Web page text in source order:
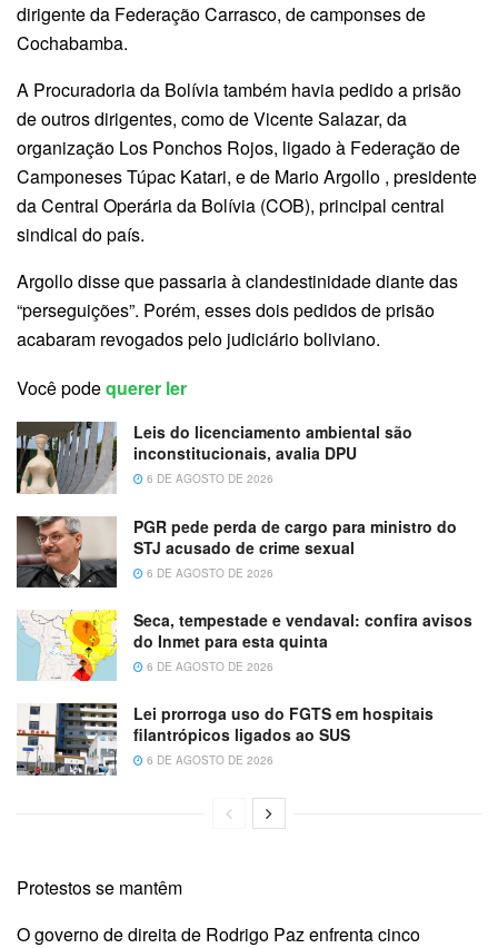
dirigente da Federação Carrasco, de camponses de
Cochabamba.
A Procuradoria da Bolívia também havia pedido a prisão
de outros dirigentes, como de Vicente Salazar, da
organização Los Ponchos Rojos, ligado à Federação de
Camponeses Túpac Katari, e de Mario Argollo , presidente
da Central Operária da Bolívia (COB), principal central
sindical do país.
Argollo disse que passaria à clandestinidade diante das
“perseguições”. Porém, esses dois pedidos de prisão
acabaram revogados pelo judiciário boliviano.
Você podequerer ler
Leis do licenciamento ambiental são
inconstitucionais, avalia DPU
6 DE AGOSTO DE 2026
PGR pede perda de cargo para ministro do
STJ acusado de crime sexual
6 DE AGOSTO DE 2026
Seca, tempestade e vendaval: confira avisos
do Inmet para esta quinta
6 DE AGOSTO DE 2026
Lei prorroga uso do FGTS em hospitais
filantrópicos ligados ao SUS
6 DE AGOSTO DE 2026
Protestos se mantêm
O governo de direita de Rodrigo Paz enfrenta cinco